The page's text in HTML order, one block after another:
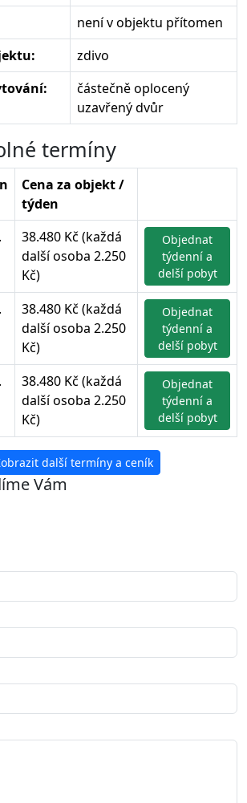
není v objektu přítomen
zdivo
částečně oplocený
uzavřený dvůr
termíny
Cena za objekt /
týden
38.480 Kč (každá
další osoba 2.250
Kč)
Objednat
týdenní a
delší pobyt
38.480 Kč (každá
další osoba 2.250
Kč)
Objednat
týdenní a
delší pobyt
38.480 Kč (každá
další osoba 2.250
Kč)
Objednat
týdenní a
delší pobyt
další termíny a ceník
Vám